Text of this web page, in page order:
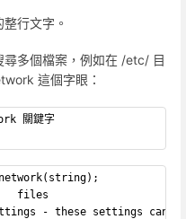
行文字。
多個檔案，例如在 /etc/ 目
這個字眼：
關鍵字
files
- these settings can